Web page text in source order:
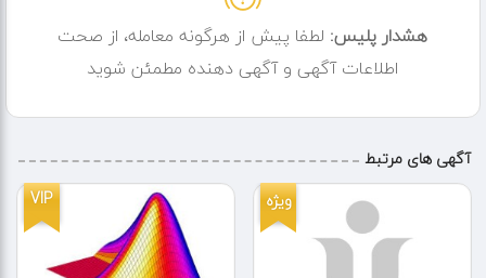
هشدار پلیس: لطفا پیش از هرگونه معامله، از صحت
اطلاعات آگهی و آگهی دهنده مطمئن شوید
آگهی های مرتبط
VIP
ویژه